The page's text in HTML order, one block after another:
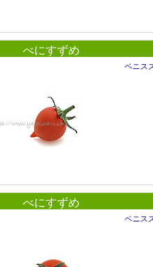
べにすずめ
ベニス
べにすずめ
ベニス